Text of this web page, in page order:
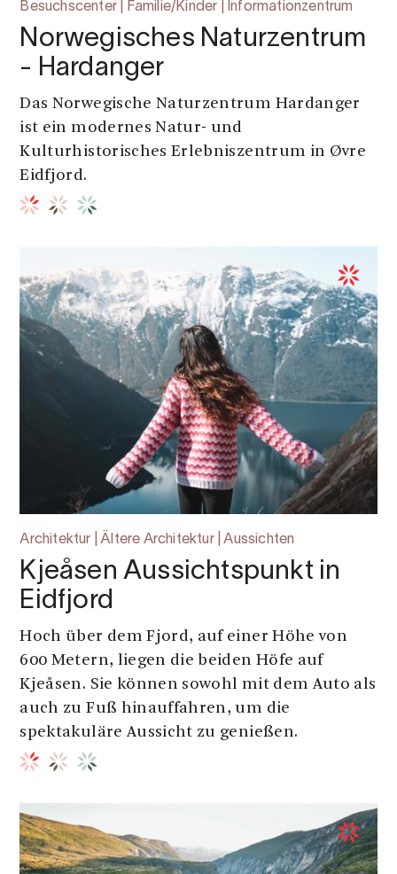
Besuchscenter | Familie/Kinder | Informationzentrum
Norwegisches Naturzentrum
- Hardanger
Das Norwegische Naturzentrum Hardanger
ist ein modernes Natur- und
Kulturhistorisches Erlebniszentrum in Øvre
Eidfjord.
Architektur | Ältere Architektur | Aussichten
Kjeåsen Aussichtspunkt in
Eidfjord
Hoch über dem Fjord, auf einer Höhe von
600 Metern, liegen die beiden Höfe auf
Kjeåsen. Sie können sowohl mit dem Auto als
auch zu Fuß hinauffahren, um die
spektakuläre Aussicht zu genießen.